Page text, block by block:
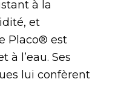
à la
et
Placo® est
à l’eau. Ses
lui confèrent